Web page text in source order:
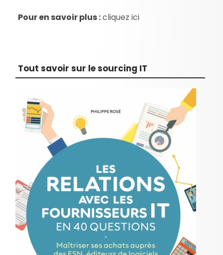
Pour en savoir plus :cliquez ici
Tout savoir sur le sourcing IT